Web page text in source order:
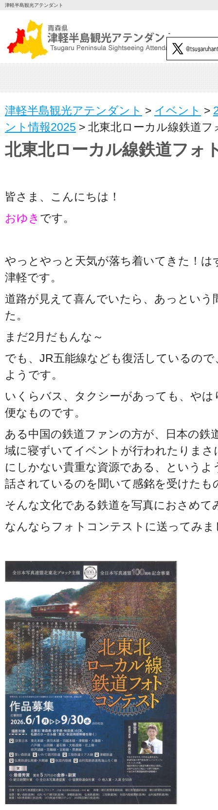
津軽半島観光アテンダント
津軽半島観光アテンダント > イベント >
ント情報2025 > 北東北ローカル線鉄道
北東北ローカル線鉄道フォ
皆さま、こんにちは！
おゆき です。
やっとやっと天気が落ち着いてきた！
津軽です。
道路が見えて喜んでいたら、あっという
た。
まだ2月だもんな～
でも、JR五能線なども復活しているの
ようです。
いくらバス、タクシーがあっても、や
便なものです。
ある中国の鉄道ファンの方が、日本の鉄
域に寝ずいてイベントが行われたりま
にしかない貴重な資源である、という
話されているのを聞いて感銘を受けたも
そんな文化である鉄道を写真におさめて
なんならフォトコンテストに送ってみま